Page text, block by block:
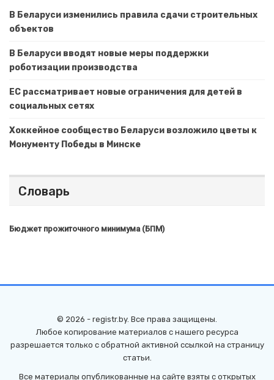
В Беларуси изменились правила сдачи строительных
объектов
В Беларуси вводят новые меры поддержки
роботизации производства
ЕС рассматривает новые ограничения для детей в
социальных сетях
Хоккейное сообщество Беларуси возложило цветы к
Монументу Победы в Минске
Словарь
Бюджет прожиточного минимума (БПМ)
© 2026 - registr.by. Все права защищены.
Любое копирование материалов с нашего ресурса
разрешается только с обратной активной ссылкой на страницу
статьи.
Все материалы опубликованные на сайте взяты с открытых